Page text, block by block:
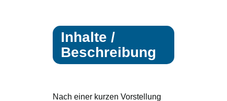
Inhalte /
Beschreibung
Nach einer kurzen Vorstellung